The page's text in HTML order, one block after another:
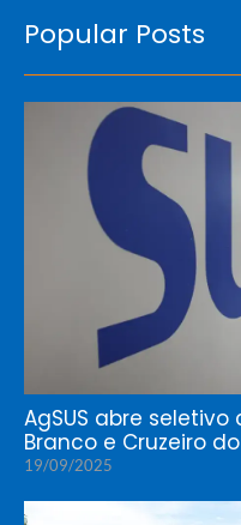
Popular Posts
AgSUS abre
Branco e Cruzeiro
19/09/2025